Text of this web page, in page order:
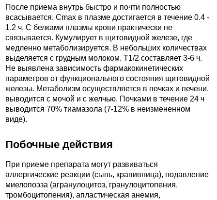
После приема внутрь быстро и почти полностью
всасывается. Cmax в плазме достигается в течение 0.4 -
1.2 ч. С белками плазмы крови практически не
связывается. Кумулирует в щитовидной железе, где
медленно метаболизируется. В небольших количествах
выделяется с грудным молоком. T1/2 составляет 3-6 ч.
Не выявлена зависимость фармакокинетических
параметров от функционального состояния щитовидной
железы. Метаболизм осуществляется в почках и печени,
выводится с мочой и с желчью. Почками в течение 24 ч
выводится 70% тиамазола (7-12% в неизмененном
виде).
Побочные действия
При приеме препарата могут развиваться
аллергические реакции (сыпь, крапивница), подавление
миелопоэза (агранулоцитоз, гранулоцитопения,
тромбоцитопения), апластическая анемия,